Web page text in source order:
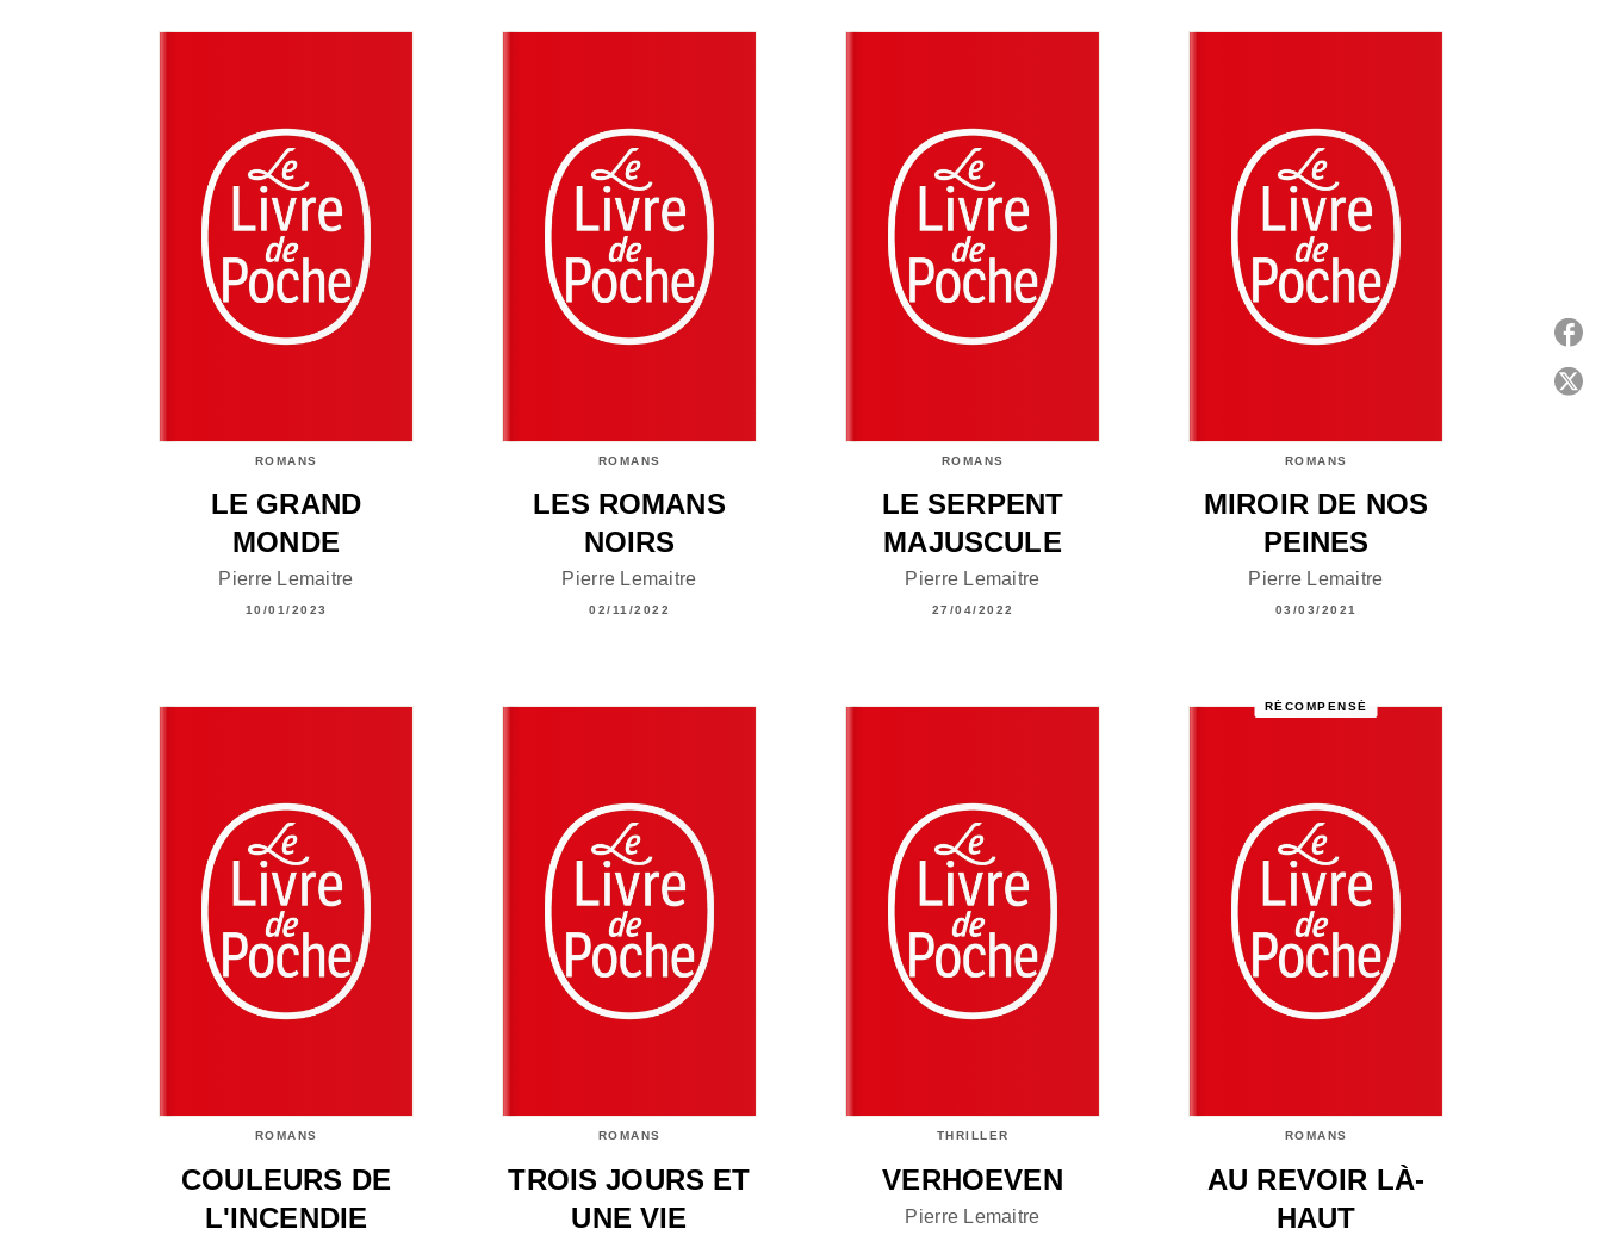
ROMANS
LE GRAND
MONDE
Pierre Lemaitre
10/01/2023
ROMANS
LES ROMANS
NOIRS
Pierre Lemaitre
02/11/2022
ROMANS
LE SERPENT
MAJUSCULE
Pierre Lemaitre
27/04/2022
ROMANS
MIROIR DE NOS
PEINES
Pierre Lemaitre
03/03/2021
ROMANS
COULEURS DE
L'INCENDIE
ROMANS
TROIS JOURS ET
UNE VIE
THRILLER
VERHOEVEN
Pierre Lemaitre
RÉCOMPENSÉ
ROMANS
AU REVOIR LÀ-
HAUT